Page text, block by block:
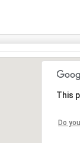
This
Do